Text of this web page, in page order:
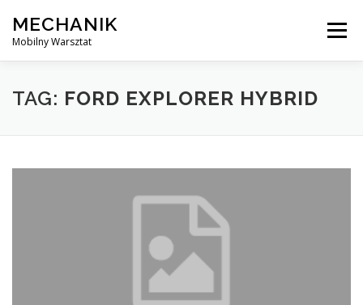
content
MECHANIK
Mobilny Warsztat
Menu
MOBILNY MECHANIK ELEKTRYK SAMOCHODOWY
TAG: FORD EXPLORER HYBRID